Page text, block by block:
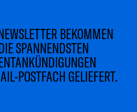
BEKOMMEN
SPANNENDSTEN
POSTFACH GELIEFERT.